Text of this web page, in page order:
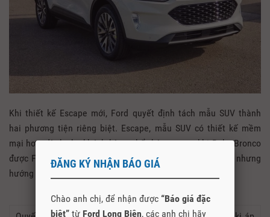
Khi thiết kế Escape mới, Ford quyết định tách mẫu SUV thành
hai phương tiện riêng biệt. Escape, mẫu SUV có thiết kế mềm
mại hơn, dành cho khách hàng phổ thông, trong khi Baby Bronco
được Ford mong chờ nhiều hơn sẽ dùng chung nền tảng nhưng
hướng tới khách hàng muốn thứ gì đó hầm hố hơn.
ĐĂNG KÝ NHẬN BÁO GIÁ
Chào anh chị, để nhận được “Báo giá đặc
biệt” từ Ford Long Biên, các anh chị hãy